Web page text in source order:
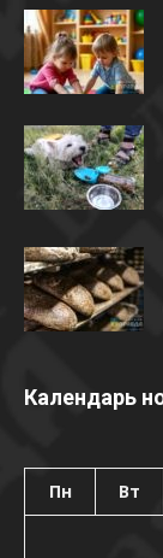
Календарь
Пн Вт